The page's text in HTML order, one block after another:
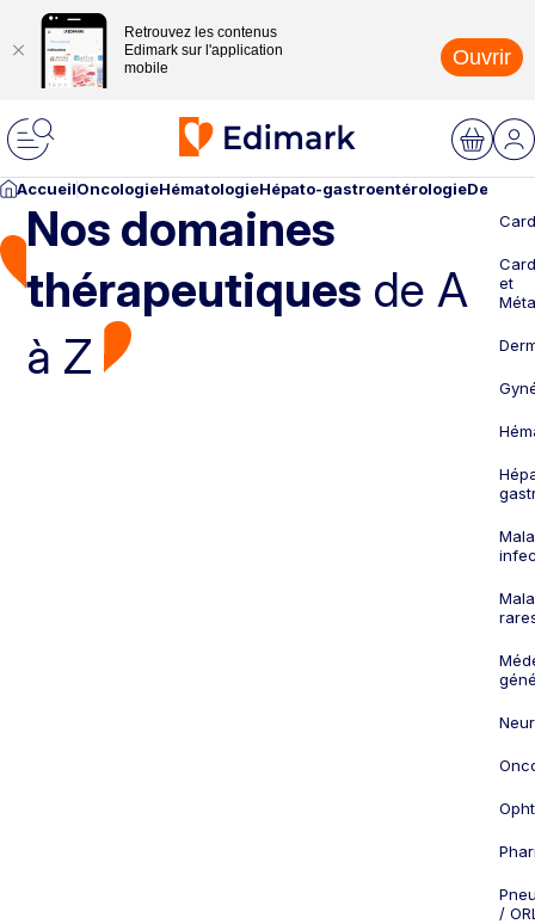
Retrouvez les contenus
Edimark sur l'application
mobile
Ouvrir
AccueilOncologieHématologieHépato-gastroentérologie
Nos domaines
thérapeutiques de A
à Z
et
/